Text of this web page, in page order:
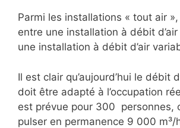
Parmi les installations « tout air
entre une installation à débit
une installation à débit d’air
Il est clair qu’aujourd’hui le débit
doit être adapté à l’occupation
est prévue pour 300 personnes,
pulser en permanence 9 000